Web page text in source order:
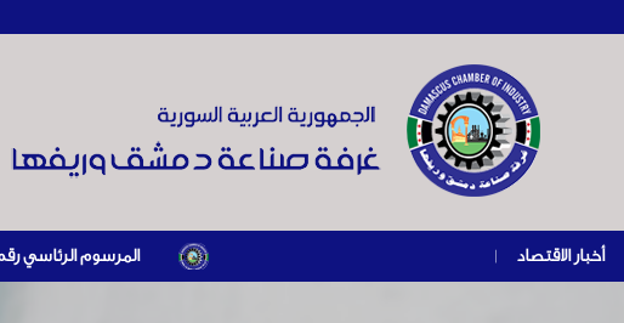
أخبار الاقتصاد | المرسوم الرئاسي رقم /69/ لعام 2026 .. دعم ضريبي للمنشآت المتضررة في إطار مسار التعافي الاقتصادي وإعادة تنشيط الإنتاج